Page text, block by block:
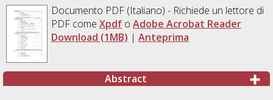
Documento PDF(Italiano) - Richiede un lettore di
PDF come Xpdfo Adobe Acrobat Reader
Download (1MB) | Anteprima
Abstract